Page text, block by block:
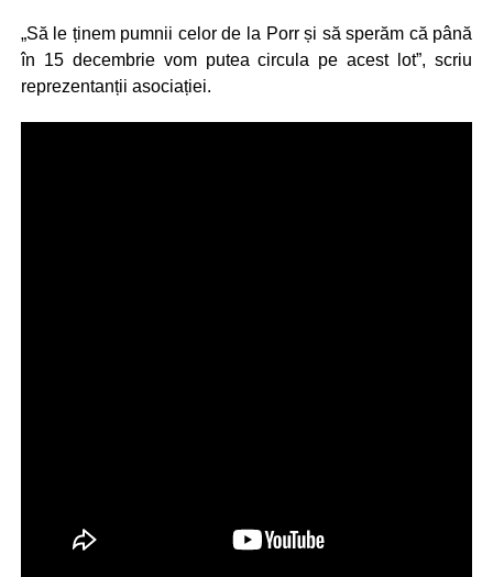
„Să le ținem pumnii celor de la Porr și să sperăm că până
în 15 decembrie vom putea circula pe acest lot”, scriu
reprezentanții asociației.